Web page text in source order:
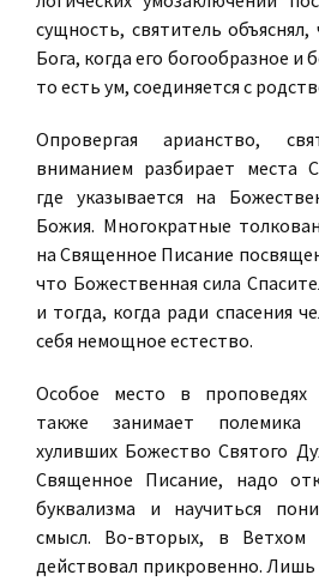
сущность, святитель
Бога, когда его богообразное и
то есть ум, соединяется с
Опровергая арианство,
вниманием разбирает места
где указывается на
Божия. Многократные
на Священное Писание
что Божественная сила
и тогда, когда ради спасения
себя немощное естество.
Особое место в проповедях
также занимает полемика
хуливших Божество Святого
Священное Писание, надо
буквализма и научиться
смысл. Во-вторых, в Ветхом
действовал прикровенно.